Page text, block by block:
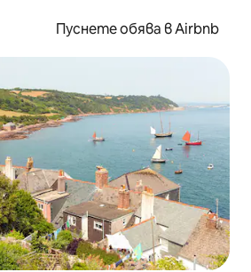
Пуснете обява в Airbnb